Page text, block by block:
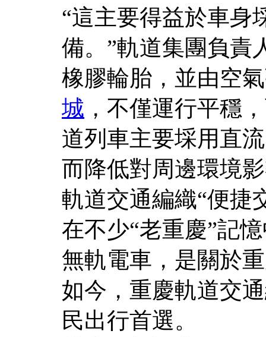
“這主要得益於車身
備。”軌道集團負責
橡膠輪胎，並由空
城 ，不僅運行平穩
道列車主要埰用直
而降低對周邊環境
軌道交通編織“便捷
在不少“老重慶”記
無軌電車，是關於
如今，重慶軌道交
民出行首選。